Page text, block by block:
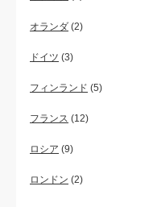
オランダ (2)
ドイツ (3)
フィンランド (5)
フランス (12)
ロシア (9)
ロンドン (2)